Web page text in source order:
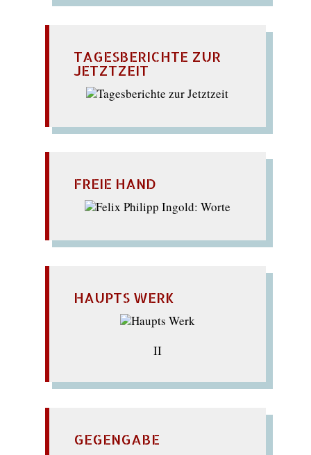
TAGESBERICHTE ZUR
JETZTZEIT
FREIE HAND
HAUPTS WERK
II
GEGENGABE